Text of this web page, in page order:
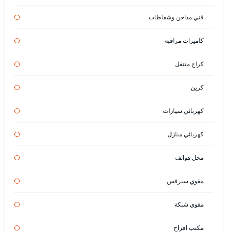
فني مداخن وشفاطات
كاميرات مراقبة
كراج متنقل
كرين
كهربائي سيارات
كهربائي منازل
محل هواتف
مقوي سيرفس
مقوي شبكة
مكتب افراح